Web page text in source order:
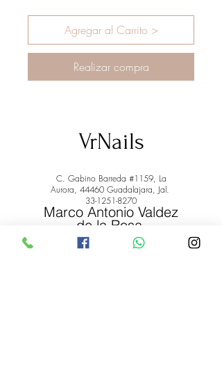
Agregar al Carrito >
Realizar compra
VrNails
C. Gabino Barreda #1159, La
Aurora, 44460 Guadalajara, Jal.
33-1251-8270
Marco Antonio Valdez
de la Rosa.
RFC: VARM900908ER2